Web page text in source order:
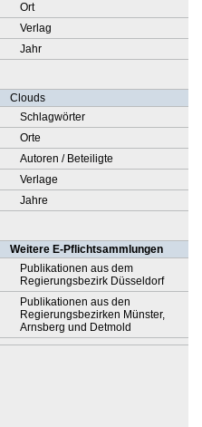
Ort
Verlag
Jahr
Clouds
Schlagwörter
Orte
Autoren / Beteiligte
Verlage
Jahre
Weitere E-Pflichtsammlungen
Publikationen aus dem
Regierungsbezirk Düsseldorf
Publikationen aus den
Regierungsbezirken Münster,
Arnsberg und Detmold